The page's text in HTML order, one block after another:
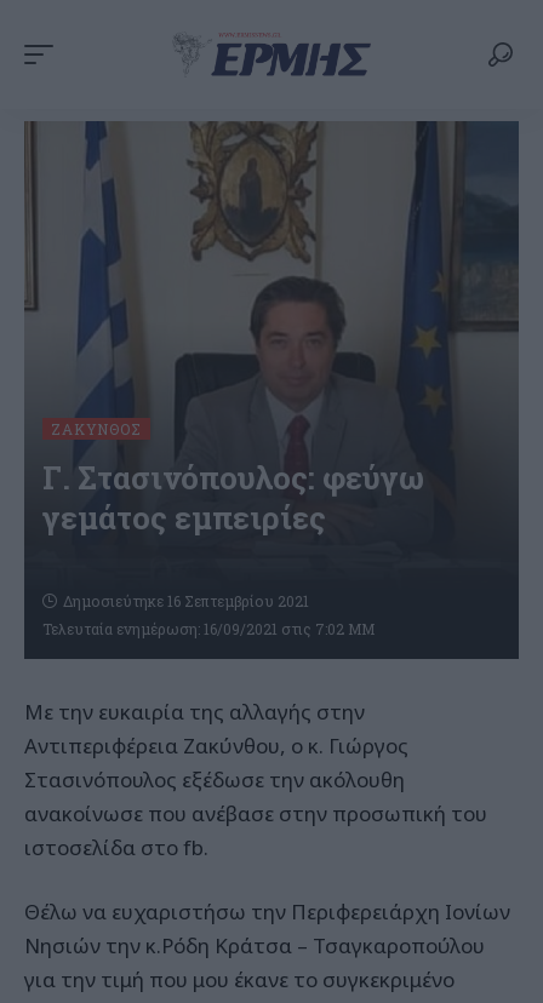
ΖΆΚΥΝΘΟΣ
Γ. Στασινόπουλος: φεύγω
γεμάτος εμπειρίες
Τελευταία ενημέρωση: 16/09/2021 στις 7:02 ΜΜ
Δημοσιεύτηκε 16 Σεπτεμβρίου 2021
Με την ευκαιρία της αλλαγής στην
Αντιπεριφέρεια Ζακύνθου, ο κ. Γιώργος
Στασινόπουλος εξέδωσε την ακόλουθη
ανακοίνωσε που ανέβασε στην προσωπική του
ιστοσελίδα στο fb.
Θέλω να ευχαριστήσω την Περιφερειάρχη Ιονίων
Νησιών την κ.Ρόδη Κράτσα – Τσαγκαροπούλου
για την τιμή που μου έκανε το συγκεκριμένο